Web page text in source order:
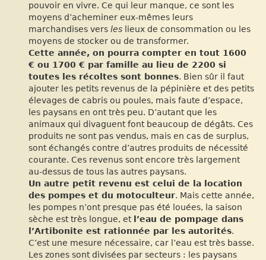
pouvoir en vivre. Ce qui leur manque, ce sont les
moyens d’acheminer eux-mêmes leurs
marchandises vers les lieux de consommation ou les
moyens de stocker ou de transformer.
Cette année, on pourra compter en tout 1600
€ ou 1700 € par famille au lieu de 2200 si
toutes les récoltes sont bonnes. Bien sûr il faut
ajouter les petits revenus de la pépinière et des petits
élevages de cabris ou poules, mais faute d’espace,
les paysans en ont très peu. D’autant que les
animaux qui divaguent font beaucoup de dégâts. Ces
produits ne sont pas vendus, mais en cas de surplus,
sont échangés contre d’autres produits de nécessité
courante. Ces revenus sont encore très largement
au-dessus de tous las autres paysans.
Un autre petit revenu est celui de la location
des pompes et du motoculteur. Mais cette année,
les pompes n’ont presque pas été louées, la saison
sèche est très longue, et l’eau de pompage dans
l’Artibonite est rationnée par les autorités.
C’est une mesure nécessaire, car l’eau est très basse.
Les zones sont divisées par secteurs : les paysans